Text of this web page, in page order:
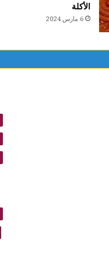
الأكلة
6 مارس 2024